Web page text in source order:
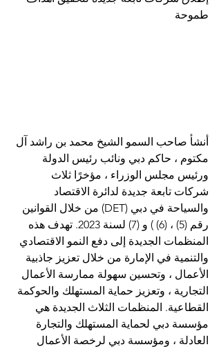
طموحة
أنشأ صاحب السمو الشيخ محمد بن راشد آل
مكتوم ، حاكم دبي ونائب رئيس الدولة
ورئيس مجلس الوزراء ، مؤخرًا ثلاث
شركات تابعة جديدة لدائرة الاقتصاد
والسياحة في دبي (DET) من خلال القوانين
رقم (5) ، (6) ) و (7) لسنة 2023. تهدف هذه
المنظمات الجديدة إلى دفع النمو الاقتصادي
والتنمية في الإمارة من خلال تعزيز جاذبية
الأعمال ، وتحسين سهولة ممارسة الأعمال
التجارية ، وتعزيز حماية المستهلك والحوكمة
القطاعية. المنظمات الثلاث الجديدة هي
مؤسسة دبي لحماية المستهلك والتجارة
العادلة ، ومؤسسة دبي لرخصة الأعمال